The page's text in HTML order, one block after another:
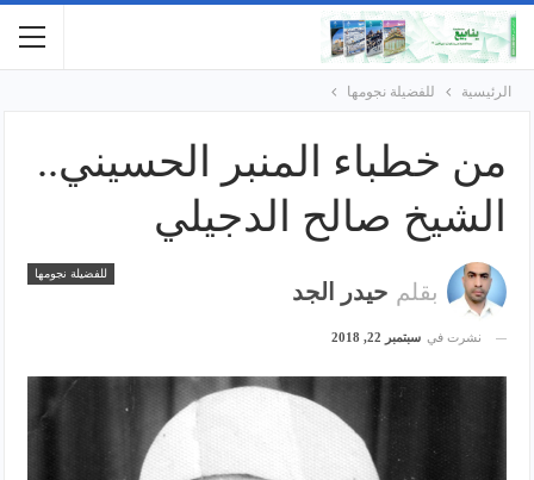
الرئيسية للفضيلة نجومها
من خطباء المنبر الحسيني..
الشيخ صالح الدجيلي
للفضيلة نجومها
بقلم حيدر الجد
نشرت في سبتمبر 22, 2018